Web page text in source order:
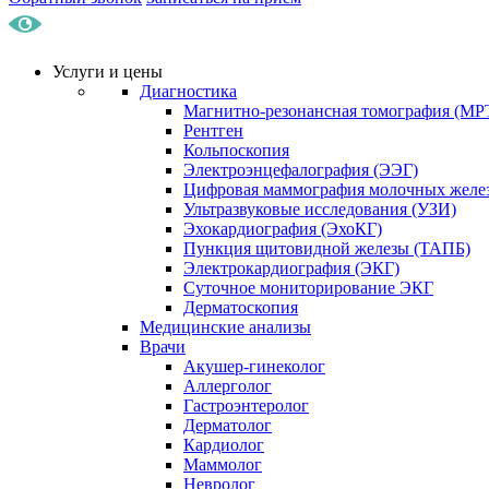
Услуги и цены
Диагностика
Магнитно-резонансная томография
Рентген
Кольпоскопия
Электроэнцефалография (ЭЭГ)
Цифровая маммография молочных
Ультразвуковые исследования (УЗИ)
Эхокардиография (ЭхоКГ)
Пункция щитовидной железы (ТАПБ)
Электрокардиография (ЭКГ)
Суточное мониторирование ЭКГ
Дерматоскопия
Медицинские анализы
Врачи
Акушер-гинеколог
Аллерголог
Гастроэнтеролог
Дерматолог
Кардиолог
Маммолог
Невролог